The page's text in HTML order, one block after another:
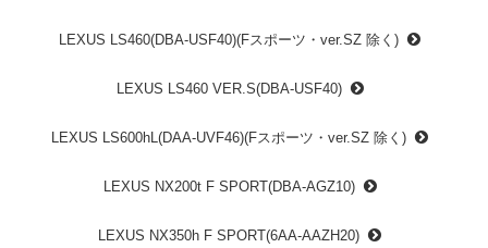
LEXUS LS460(DBA-USF40)(Fスポーツ・ver.SZ 除く)
LEXUS LS460 VER.S(DBA-USF40)
LEXUS LS600hL(DAA-UVF46)(Fスポーツ・ver.SZ 除く)
LEXUS NX200t F SPORT(DBA-AGZ10)
LEXUS NX350h F SPORT(6AA-AAZH20)